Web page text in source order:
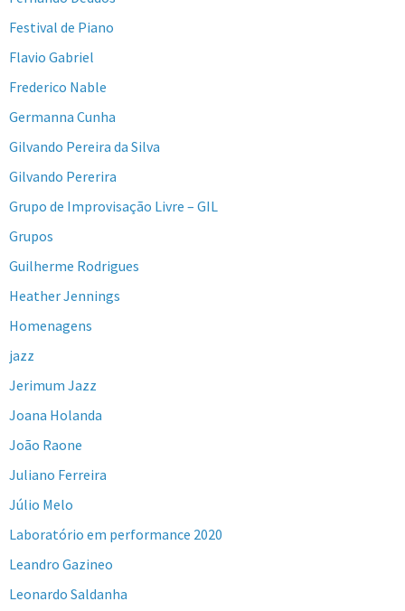
Festival de Piano
Flavio Gabriel
Frederico Nable
Germanna Cunha
Gilvando Pereira da Silva
Gilvando Pererira
Grupo de Improvisação Livre – GIL
Grupos
Guilherme Rodrigues
Heather Jennings
Homenagens
jazz
Jerimum Jazz
Joana Holanda
João Raone
Juliano Ferreira
Júlio Melo
Laboratório em performance 2020
Leandro Gazineo
Leonardo Saldanha